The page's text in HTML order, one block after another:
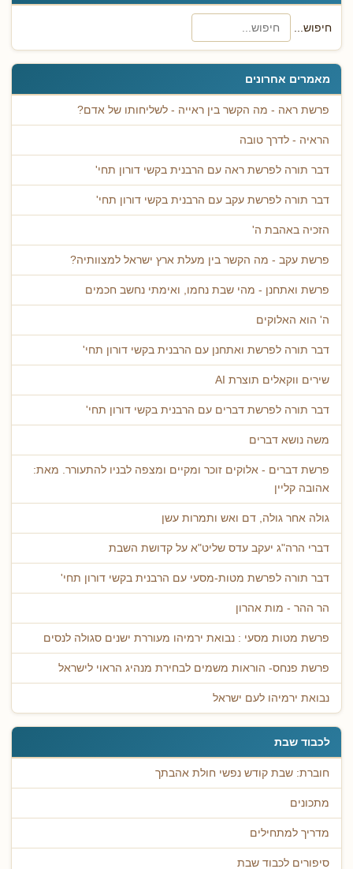
חיפוש...
מאמרים אחרונים
פרשת ראה - מה הקשר בין ראייה - לשליחותו של אדם?
הראיה - לדרך טובה
דבר תורה לפרשת ראה עם הרבנית בקשי דורון תחי'
דבר תורה לפרשת עקב עם הרבנית בקשי דורון תחי'
הזכיה באהבת ה'
פרשת עקב - מה הקשר בין מעלת ארץ ישראל למצוותיה?
פרשת ואתחנן - מהי שבת נחמו, ואימתי נחשב חכמים
ה' הוא האלוקים
דבר תורה לפרשת ואתחנן עם הרבנית בקשי דורון תחי'
שירים ווקאלים תוצרת AI
דבר תורה לפרשת דברים עם הרבנית בקשי דורון תחי'
משה נושא דברים
פרשת דברים - אלוקים זוכר ומקיים ומצפה לבניו להתעורר. מאת:
אהובה קליין
גולה אחר גולה, דם ואש ותמרות עשן
דברי הרה"ג יעקב עדס שליט"א על קדושת השבת
דבר תורה לפרשת מטות-מסעי עם הרבנית בקשי דורון תחי'
הר ההר - מות אהרון
פרשת מטות מסעי : נבואת ירמיהו מעוררת ישנים סגולה לנסים
פרשת פנחס- הוראות משמים לבחירת מנהיג הראוי לישראל
נבואת ירמיהו לעם ישראל
לכבוד שבת
חוברת: שבת קודש נפשי חולת אהבתך
מתכונים
מדריך למתחילים
סיפורים לכבוד שבת